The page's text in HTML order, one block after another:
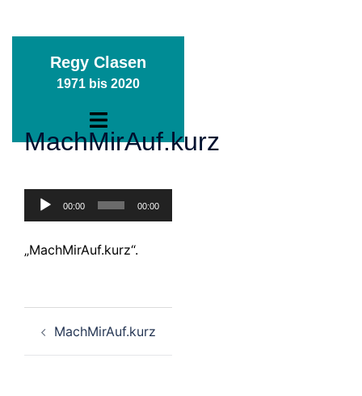
springen
Regy Clasen
1971 bis 2020
Menü
umschalten
MachMirAuf.kurz
Audio-
Player
00:00 00:00
„MachMirAuf.kurz“.
MachMirAuf.kurz